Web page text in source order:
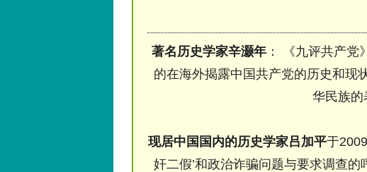
著名历史学家辛灏年： 《九评共产党
的在海外揭露中国共产党的历史和现
华民族的
现居中国国内的历史学家吕加平于
奸二假’和政治诈骗问题与要求调查